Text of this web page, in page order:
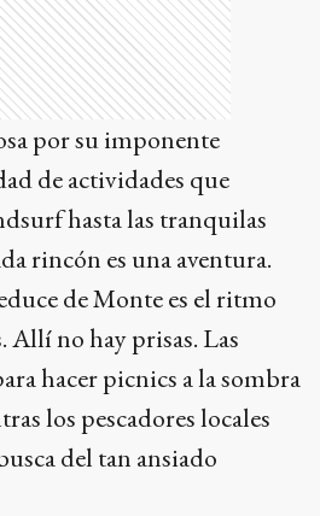
por su imponente
de actividades que
hasta las tranquilas
rincón es una aventura.
de Monte es el ritmo
Allí no hay prisas. Las
hacer picnics a la sombra
los pescadores locales
del tan ansiado